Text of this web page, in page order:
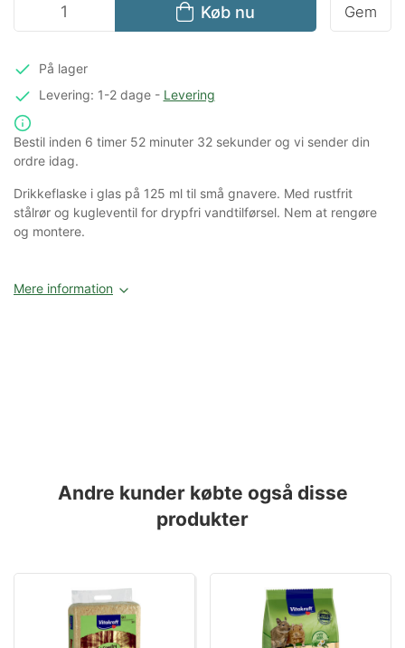
Køb nu Gem
På lager
Levering: 1-2 dage- Levering
Bestil inden 6 timer 52 minuter 32 sekunder og vi sender din
ordre idag.
Drikkeflaske i glas på 125 ml til små gnavere. Med rustfrit
stålrør og kugleventil for drypfri vandtilførsel. Nem at rengøre
og montere.
Mere information
Andre kunder købte også disse
produkter